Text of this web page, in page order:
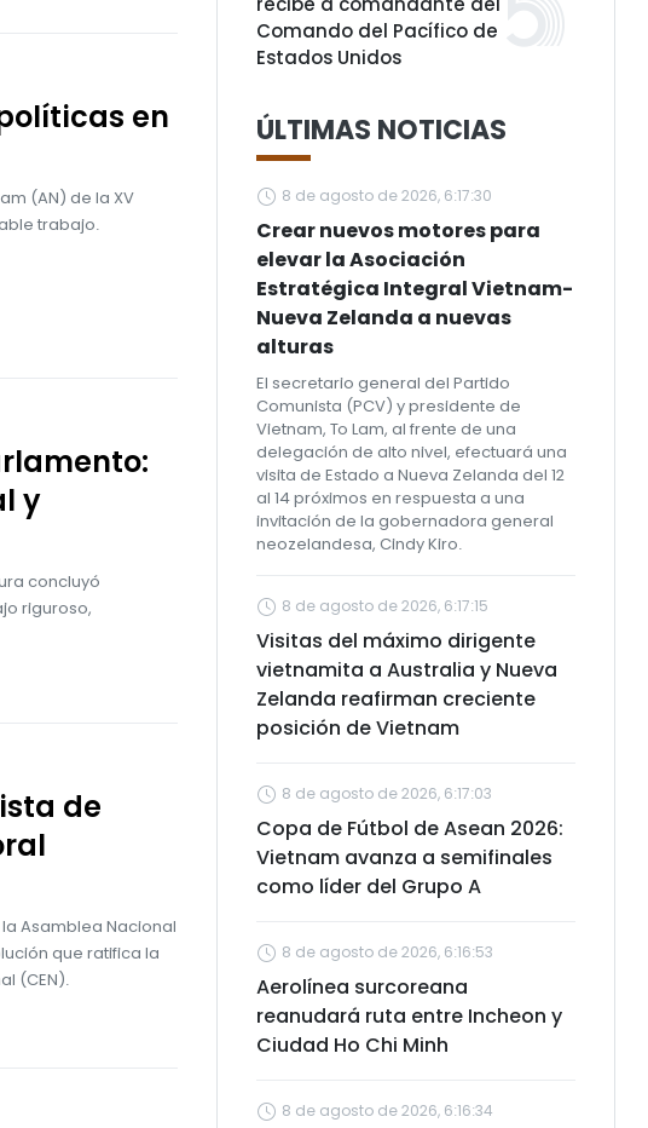
en
(AN) de la XV
trabajo.
y
concluyó
riguroso,
de
Asamblea Nacional
que ratifica la
(CEN).
Comando del Pacífico de
Estados Unidos
ÚLTIMAS NOTICIAS
8 de agosto de 2026, 6:17:30
Crear nuevos motores para
elevar la Asociación
Estratégica Integral Vietnam-
Nueva Zelanda a nuevas
alturas
El secretario general del Partido
Comunista (PCV) y presidente de
Vietnam, To Lam, al frente de una
delegación de alto nivel, efectuará una
visita de Estado a Nueva Zelanda del 12
al 14 próximos en respuesta a una
invitación de la gobernadora general
neozelandesa, Cindy Kiro.
8 de agosto de 2026, 6:17:15
Visitas del máximo dirigente
vietnamita a Australia y Nueva
Zelanda reafirman creciente
posición de Vietnam
8 de agosto de 2026, 6:17:03
Copa de Fútbol de Asean 2026:
Vietnam avanza a semifinales
como líder del Grupo A
8 de agosto de 2026, 6:16:53
Aerolínea surcoreana
reanudará ruta entre Incheon y
Ciudad Ho Chi Minh
8 de agosto de 2026, 6:16:34